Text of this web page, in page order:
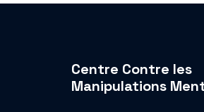
Centre Contre les
Manipulations